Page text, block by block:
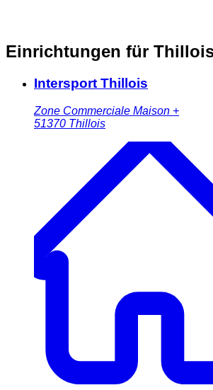
Einrichtungen für
Intersport Thillois
Zone Commerciale Maison +
51370 Thillois